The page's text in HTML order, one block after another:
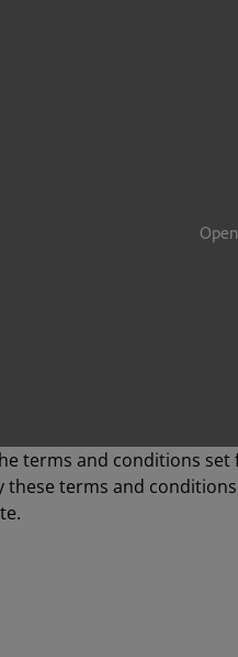
terms and conditions
these terms and